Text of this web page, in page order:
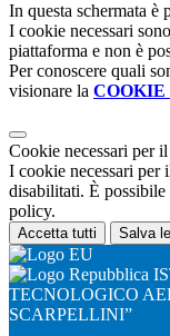
In questa schermata è
I cookie necessari
piattaforma e non è
Per conoscere quali
visionare la
Cookie necessari per
I cookie necessari per
disabilitati. È
policy.
Accetta tutti Salva
TECNOLOGICO
SCARPELLINI”